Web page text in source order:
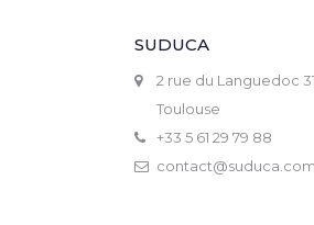
SUDUCA
2 rue du Languedoc
Toulouse
+33 5 61 29 79 88
contact@suduca.com